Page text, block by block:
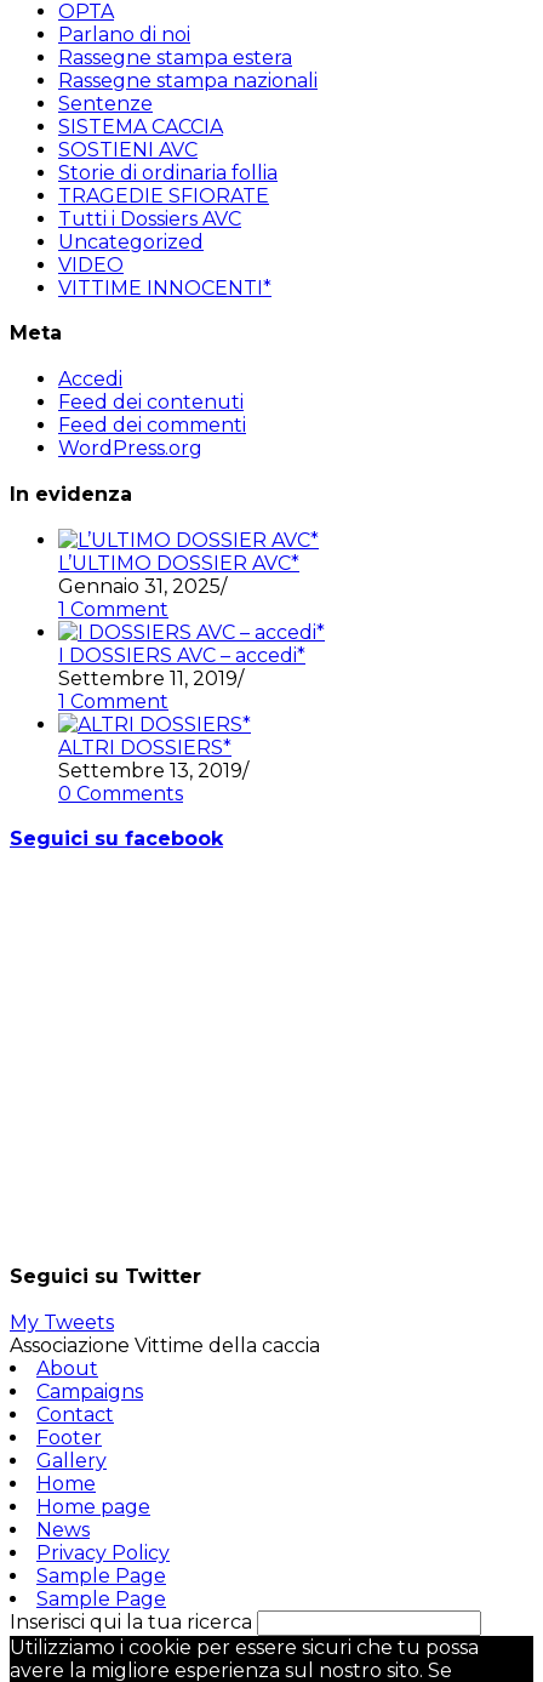
OPTA
Parlano di noi
Rassegne stampa estera
Rassegne stampa nazionali
Sentenze
SISTEMA CACCIA
SOSTIENI AVC
Storie di ordinaria follia
TRAGEDIE SFIORATE
Tutti i Dossiers AVC
Uncategorized
VIDEO
VITTIME INNOCENTI*
Meta
Accedi
Feed dei contenuti
Feed dei commenti
WordPress.org
In evidenza
L’ULTIMO DOSSIER AVC*
Gennaio 31, 2025/
1 Comment
I DOSSIERS AVC – accedi*
Settembre 11, 2019/
1 Comment
ALTRI DOSSIERS*
Settembre 13, 2019/
0 Comments
Seguici su facebook
Seguici su Twitter
My Tweets
Associazione Vittime della caccia
About
Campaigns
Contact
Footer
Gallery
Home
Home page
News
Privacy Policy
Sample Page
Sample Page
Inserisci qui la tua ricerca
Utilizziamo i cookie per essere sicuri che tu possa
avere la migliore esperienza sul nostro sito. Se